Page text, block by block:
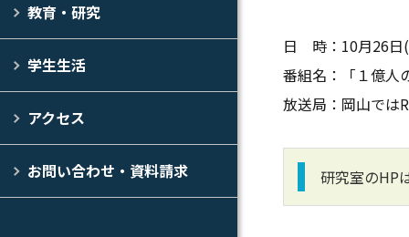
教育・研究
学生生活
アクセス
お問い合わせ・資料請求
日 時：10月26日
番組名：「１億人
放送局：岡山では
研究室のHP